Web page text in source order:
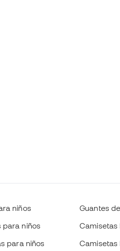
niños
para niños
para niños
Guantes
Camisetas
Camisetas